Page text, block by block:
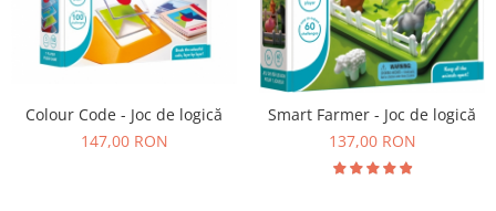
Colour Code - Joc de logică
147,00 RON
Smart Farmer - Joc de logică
137,00 RON